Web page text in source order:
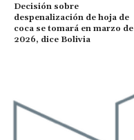
Decisión sobre
despenalización de hoja de
coca se tomará en marzo de
2026, dice Bolivia